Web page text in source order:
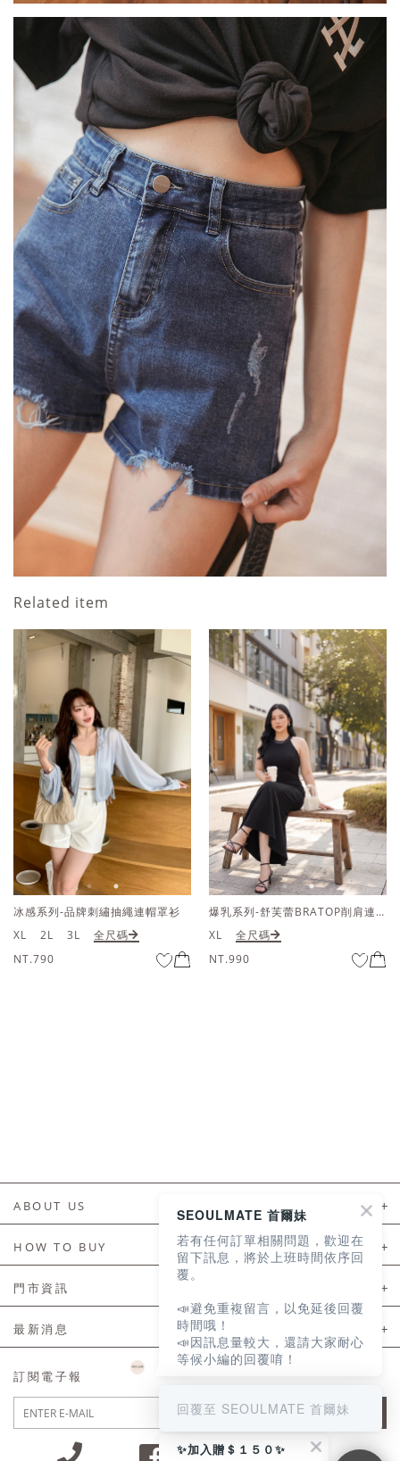
Related item
XL
全尺碼
NT.990
爆乳系列-舒芙蕾BRATOP削肩連身長洋裝
XL
全尺碼
NT.990
ABOUT US
HOW TO BUY
如何購買
會員常見問題
訂單常見問題
商品售後服務
電子發票
門市資訊
門市資訊
最新消息
LINE官方會員活動
訂閱電子報
JOIN
✨加入贈＄１５０✨
SEOULMATE 首爾妹
若有任何訂單相關問題，歡迎在
留下訊息，將於上班時間依序回
覆。
📣避免重複留言，以免延後回覆
時間哦！
📣因訊息量較大，還請大家耐心
等候小編的回覆唷！
回覆至 SEOULMATE 首爾妹